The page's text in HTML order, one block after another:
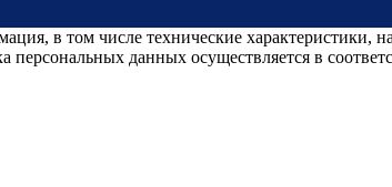
в том числе технические
персональных данных осуществляется в